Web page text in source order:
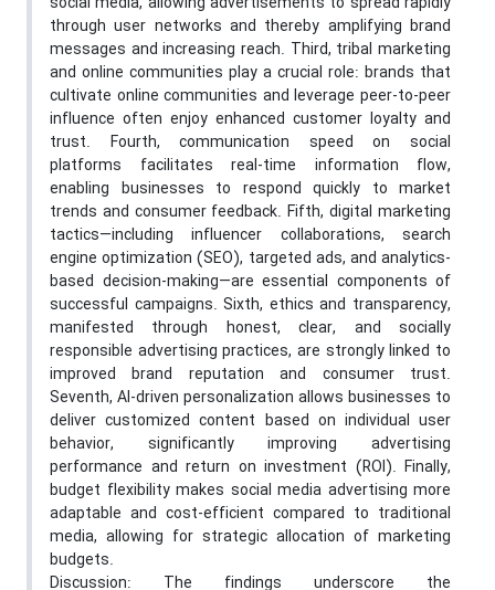
through user networks and thereby amplifying brand
messages and increasing reach. Third, tribal marketing
and online communities play a crucial role: brands that
cultivate online communities and leverage peer-to-peer
influence often enjoy enhanced customer loyalty and
trust. Fourth, communication speed on social
platforms facilitates real-time information flow,
enabling businesses to respond quickly to market
trends and consumer feedback. Fifth, digital marketing
tactics—including influencer collaborations, search
engine optimization (SEO), targeted ads, and analytics-
based decision-making—are essential components of
successful campaigns. Sixth, ethics and transparency,
manifested through honest, clear, and socially
responsible advertising practices, are strongly linked to
improved brand reputation and consumer trust.
Seventh, AI-driven personalization allows businesses to
deliver customized content based on individual user
behavior, significantly improving advertising
performance and return on investment (ROI). Finally,
budget flexibility makes social media advertising more
adaptable and cost-efficient compared to traditional
media, allowing for strategic allocation of marketing
budgets.
Discussion: The findings underscore the